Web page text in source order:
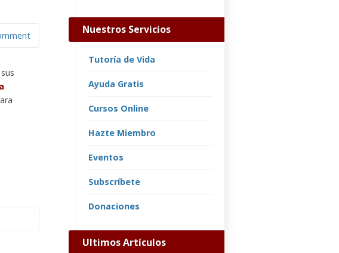
Nuestros Servicios
Tutoría de Vida
Ayuda Gratis
Cursos Online
Hazte Miembro
Eventos
Subscríbete
Donaciones
Ultimos Artículos